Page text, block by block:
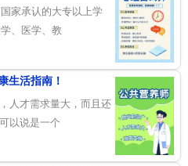
家承认的大专以上学
、医学、教
生活指南！
人才需求量大，而且还
以说是一个